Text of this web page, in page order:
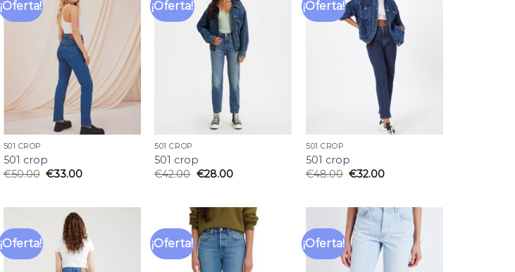
¡Oferta!
Añadir
501 CROP
501 crop
€50.00 €33.00
¡Oferta!
501 CROP
501 crop
€42.00 €28.00
¡Oferta!
501 CROP
501 crop
€48.00 €32.00
¡Oferta! ¡Oferta! ¡Oferta!
Añadir
a la
lista